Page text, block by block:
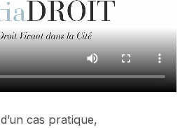
cas pratique,